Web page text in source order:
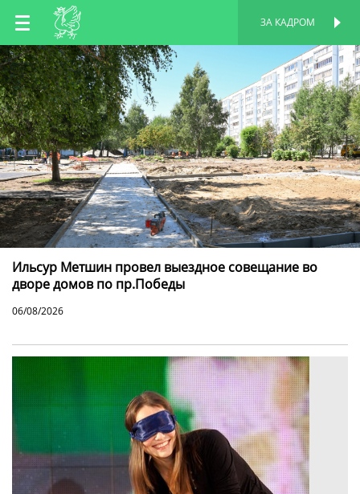
RU
EN
TT
ЗА КАДРОМ
Ильсур Метшин провел выездное совещание во
дворе домов по пр.Победы
06/08/2026
ПЕРСОНАЛЬНАЯ
СТРАНИЦА